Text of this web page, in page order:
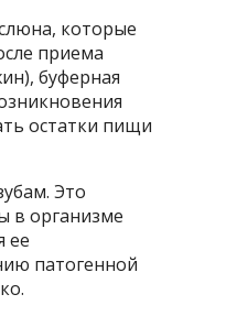
которые
приема
буферная
остатки пищи
Это
в организме
ее
патогенной